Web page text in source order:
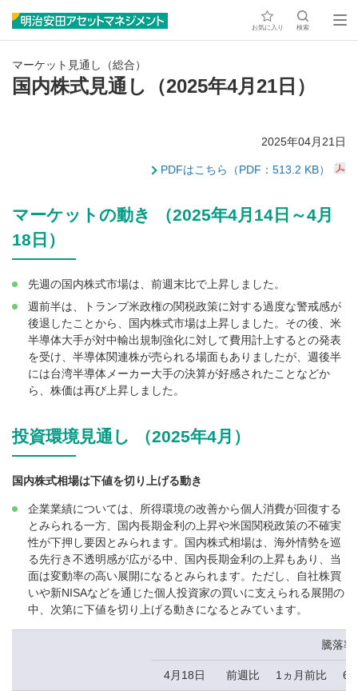
お気に入り 検索
マーケット見通し（総合）
国内株式見通し（2025年4月21日）
2025年04月21日
PDFはこちら（PDF：513.2 KB）
マーケットの動き （2025年4月14日～4月
18日）
先週の国内株式市場は、前週末比で上昇しました。
週前半は、トランプ米政権の関税政策に対する過度な警戒感が
後退したことから、国内株式市場は上昇しました。その後、米
半導体大手が対中輸出規制強化に対して費用計上するとの発表
を受け、半導体関連株が売られる場面もありましたが、週後半
には台湾半導体メーカー大手の決算が好感されたことなどか
ら、株価は再び上昇しました。
投資環境見通し （2025年4月）
国内株式相場は下値を切り上げる動き
企業業績については、所得環境の改善から個人消費が回復する
とみられる一方、国内長期金利の上昇や米国関税政策の不確実
性が下押し要因とみられます。国内株式相場は、海外情勢を巡
る先行き不透明感が広がる中、国内長期金利の上昇もあり、当
面は変動率の高い展開になるとみられます。ただし、自社株買
いや新NISAなどを通じた個人投資家の買いに支えられる展開の
中、次第に下値を切り上げる動きになるとみています。
騰落率
4月18日 前週比 1ヵ月前比 6